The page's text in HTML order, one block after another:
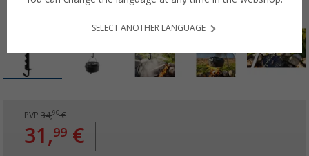
PVP 34,90€
31,99 €
SELECT ANOTHER LANGUAGE